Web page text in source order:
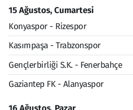
15 Ağustos, Cumartesi
Konyaspor - Rizespor
Kasımpaşa - Trabzonspor
Gençlerbirliği S.K. - Fenerbahçe
Gaziantep FK - Alanyaspor